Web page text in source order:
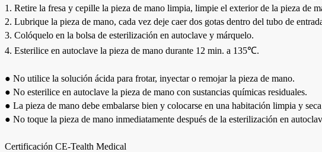
1. Retire la fresa y cepille la pieza de mano limpia, limpie el exterior de la pieza de
2. Lubrique la pieza de mano, cada vez deje caer dos gotas dentro del tubo de
3. Colóquelo en la bolsa de esterilización en autoclave y márquelo.
4. Esterilice en autoclave la pieza de mano durante 12 min. a 135℃.
● No utilice la solución ácida para frotar, inyectar o remojar la pieza de mano.
● No esterilice en autoclave la pieza de mano con sustancias químicas residuales.
● La pieza de mano debe embalarse bien y colocarse en una habitación limpia y
● No toque la pieza de mano inmediatamente después de la esterilización en
Certificación CE-Tealth Medical